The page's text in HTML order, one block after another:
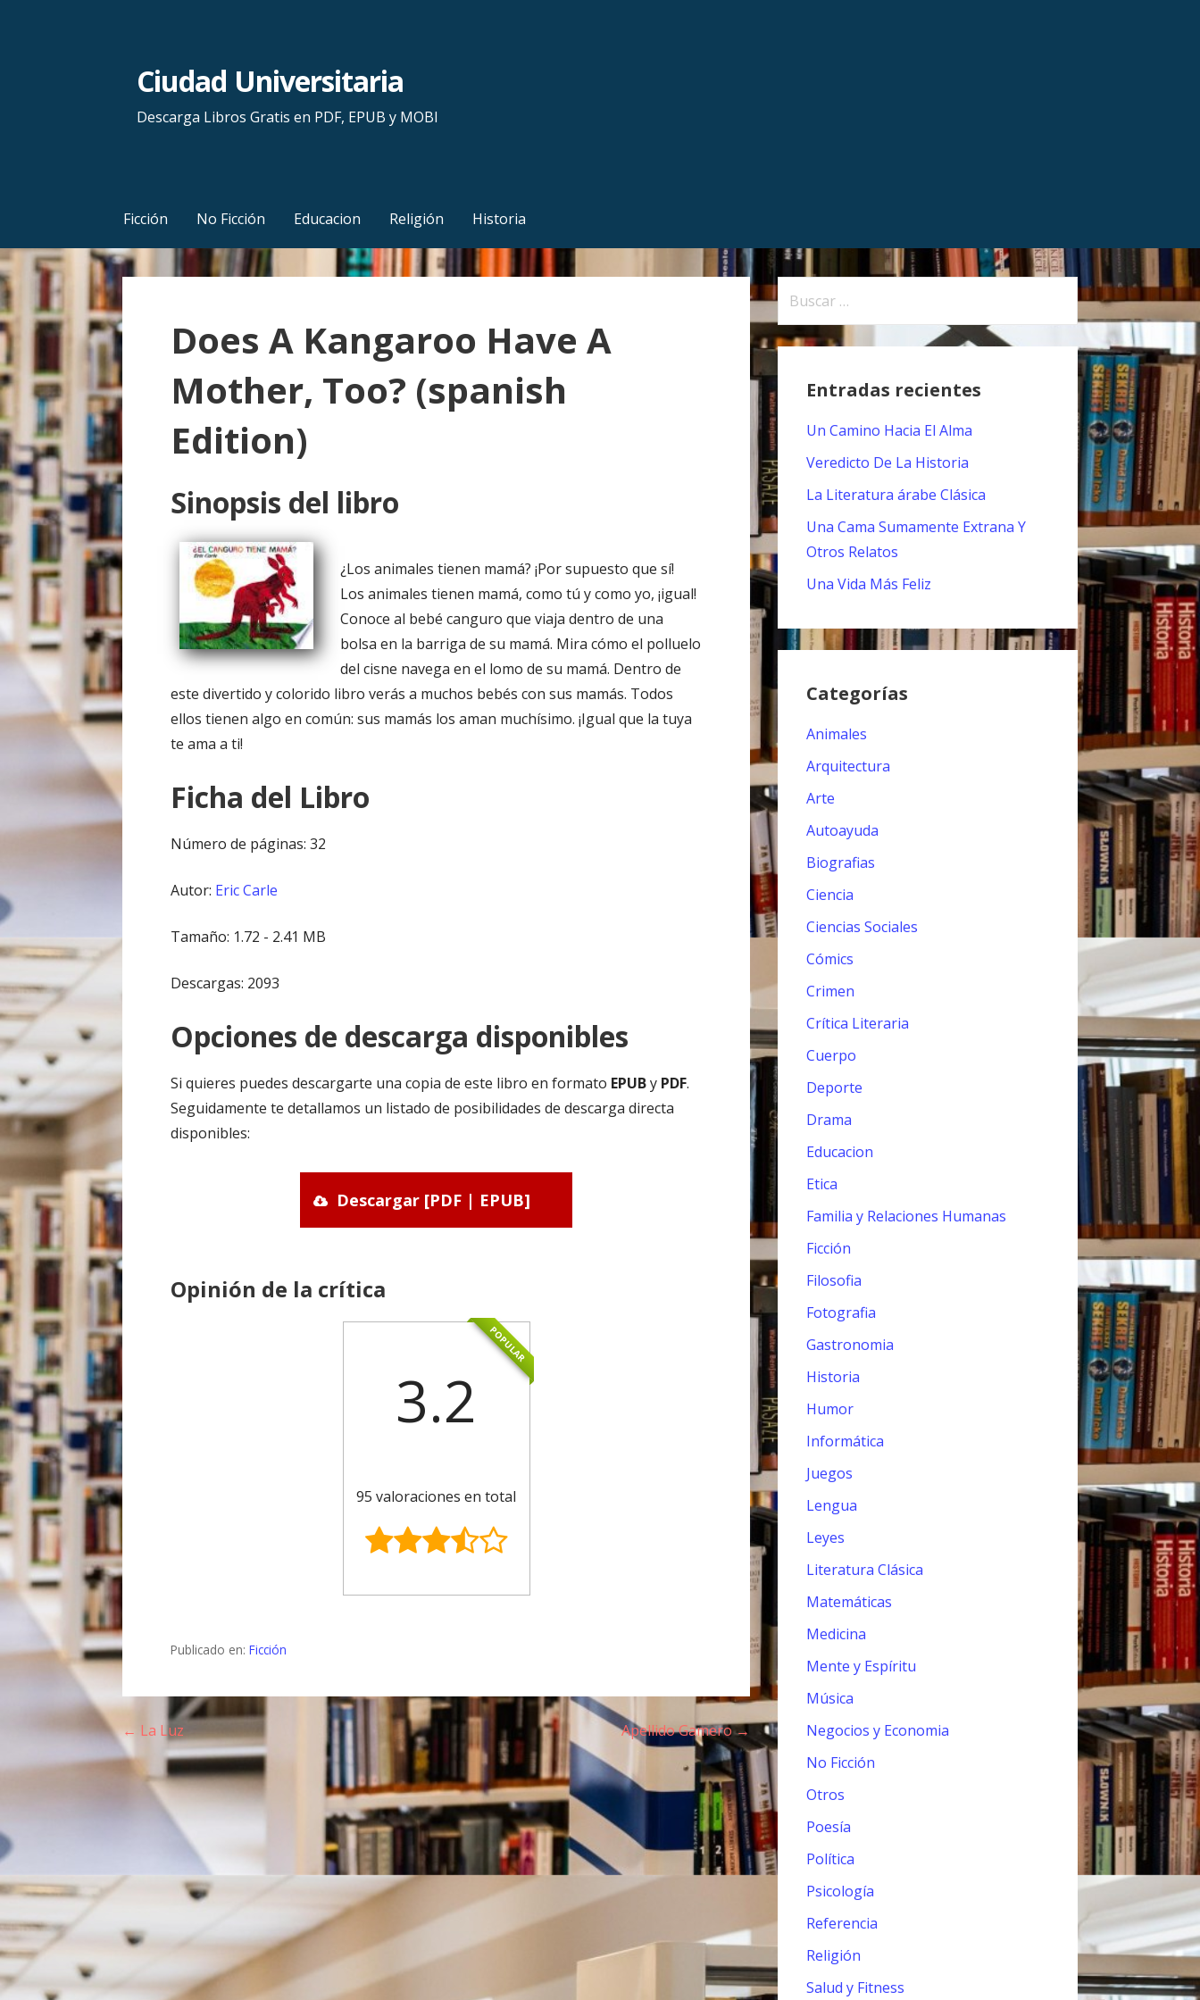
n
t
e
n
i
d
o
Ciudad Universitaria
Descarga Libros Gratis en PDF, EPUB y MOBI
Ficción No Ficción Educacion Religión Historia
Does A Kangaroo Have A
Mother, Too? (spanish
Edition)
Sinopsis del libro
¿Los animales tienen mamá? ¡Por supuesto que sí!
Los animales tienen mamá, como tú y como yo, ¡igual!
Conoce al bebé canguro que viaja dentro de una
bolsa en la barriga de su mamá. Mira cómo el polluelo
del cisne navega en el lomo de su mamá. Dentro de
este divertido y colorido libro verás a muchos bebés con sus mamás. Todos
ellos tienen algo en común: sus mamás los aman muchísimo. ¡Igual que la tuya
te ama a ti!
Ficha del Libro
Número de páginas: 32
Autor: Eric Carle
Tamaño: 1.72 - 2.41 MB
Descargas: 2093
Opciones de descarga disponibles
Si quieres puedes descargarte una copia de este libro en formato EPUBy PDF.
Seguidamente te detallamos un listado de posibilidades de descarga directa
disponibles:
Descargar [PDF | EPUB]
Opinión de la crítica
POPULAR
3.2
95 valoraciones en total
Publicado en:Ficción
N
a
v
a
c
← La Luz Apellido Gamero →
B
s
Entradas recientes
Un Camino Hacia El Alma
Veredicto De La Historia
La Literatura árabe Clásica
Una Cama Sumamente Extrana Y
Otros Relatos
Una Vida Más Feliz
Categorías
Animales
Arquitectura
Arte
Autoayuda
Biografias
Ciencia
Ciencias Sociales
Cómics
Crimen
Crítica Literaria
Cuerpo
Deporte
Drama
Educacion
Etica
Familia y Relaciones Humanas
Ficción
Filosofia
Fotografia
Gastronomia
Historia
Humor
Informática
Juegos
Lengua
Leyes
Literatura Clásica
Matemáticas
Medicina
Mente y Espíritu
Música
Negocios y Economia
No Ficción
Otros
Poesía
Política
Psicología
Referencia
Religión
Salud y Fitness